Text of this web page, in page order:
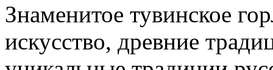
Знаменитое тувинское
искусство, древние